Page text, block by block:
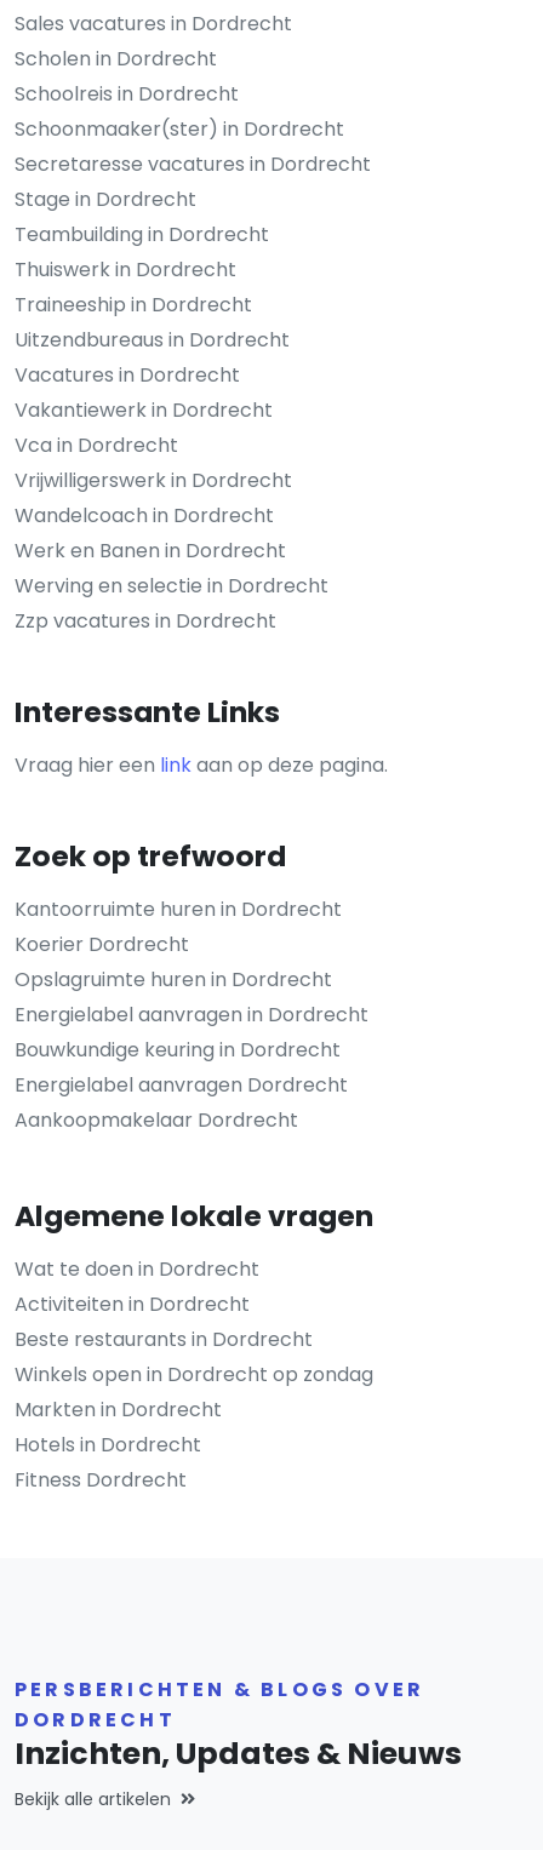
Sales vacatures in Dordrecht
Scholen in Dordrecht
Schoolreis in Dordrecht
Schoonmaaker(ster) in Dordrecht
Secretaresse vacatures in Dordrecht
Stage in Dordrecht
Teambuilding in Dordrecht
Thuiswerk in Dordrecht
Traineeship in Dordrecht
Uitzendbureaus in Dordrecht
Vacatures in Dordrecht
Vakantiewerk in Dordrecht
Vca in Dordrecht
Vrijwilligerswerk in Dordrecht
Wandelcoach in Dordrecht
Werk en Banen in Dordrecht
Werving en selectie in Dordrecht
Zzp vacatures in Dordrecht
Interessante Links
Vraag hier een linkaan op deze pagina.
Zoek op trefwoord
Kantoorruimte huren in Dordrecht
Koerier Dordrecht
Opslagruimte huren in Dordrecht
Energielabel aanvragen in Dordrecht
Bouwkundige keuring in Dordrecht
Energielabel aanvragen Dordrecht
Aankoopmakelaar Dordrecht
Algemene lokale vragen
Wat te doen in Dordrecht
Activiteiten in Dordrecht
Beste restaurants in Dordrecht
Winkels open in Dordrecht op zondag
Markten in Dordrecht
Hotels in Dordrecht
Fitness Dordrecht
PERSBERICHTEN & BLOGS OVER
DORDRECHT
Inzichten, Updates & Nieuws
Bekijk alle artikelen